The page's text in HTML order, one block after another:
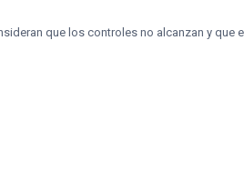
que los controles no alcanzan y que